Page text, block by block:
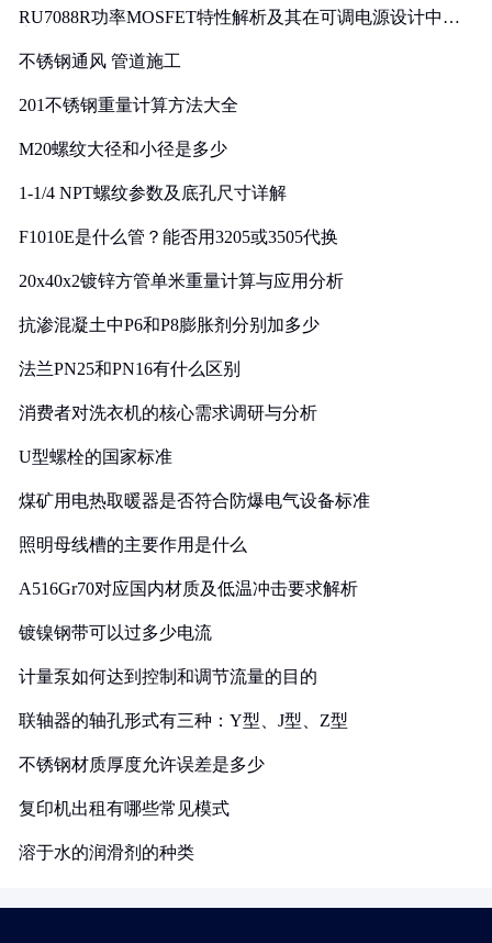
RU7088R功率MOSFET特性解析及其在可调电源设计中的
不锈钢通风 管道施工
201不锈钢重量计算方法大全
M20螺纹大径和小径是多少
1-1/4 NPT螺纹参数及底孔尺寸详解
F1010E是什么管？能否用3205或3505代换
20x40x2镀锌方管单米重量计算与应用分析
抗渗混凝土中P6和P8膨胀剂分别加多少
法兰PN25和PN16有什么区别
消费者对洗衣机的核心需求调研与分析
U型螺栓的国家标准
煤矿用电热取暖器是否符合防爆电气设备标准
照明母线槽的主要作用是什么
A516Gr70对应国内材质及低温冲击要求解析
镀镍钢带可以过多少电流
计量泵如何达到控制和调节流量的目的
联轴器的轴孔形式有三种：Y型、J型、Z型
不锈钢材质厚度允许误差是多少
复印机出租有哪些常见模式
溶于水的润滑剂的种类